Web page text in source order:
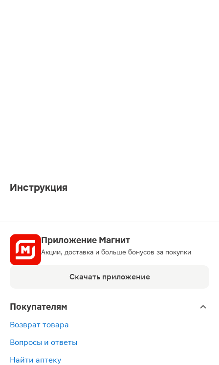
Инструкция
Приложение Магнит
Акции, доставка и больше бонусов за покупки
Скачать приложение
Покупателям
Возврат товара
Вопросы и ответы
Найти аптеку